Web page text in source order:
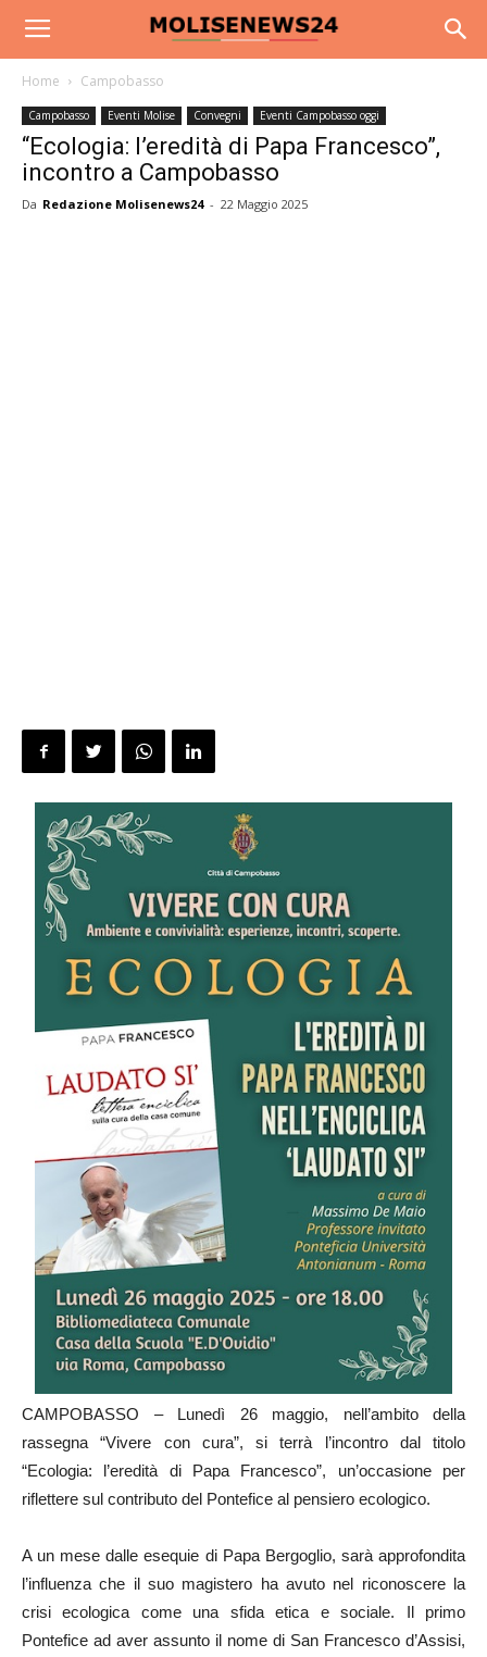
Home Campobasso
Campobasso Eventi Molise Convegni Eventi Campobasso oggi
“Ecologia: l’eredità di Papa Francesco”,
incontro a Campobasso
Da Redazione Molisenews24 - 22 Maggio 2025
CAMPOBASSO – Lunedì 26 maggio, nell’ambito della
rassegna “Vivere con cura”, si terrà l’incontro dal titolo
“Ecologia: l’eredità di Papa Francesco”, un’occasione per
riflettere sul contributo del Pontefice al pensiero ecologico.
A un mese dalle esequie di Papa Bergoglio, sarà approfondita
l’influenza che il suo magistero ha avuto nel riconoscere la
crisi ecologica come una sfida etica e sociale. Il primo
Pontefice ad aver assunto il nome di San Francesco d’Assisi,